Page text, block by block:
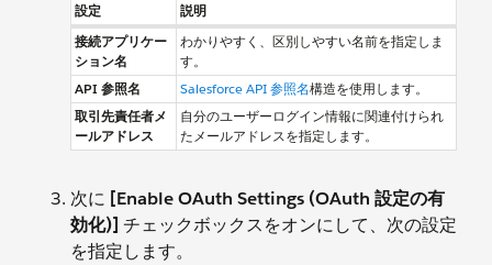
設定
説明
接続アプリケー
ション名
わかりやすく、区別しやすい名前を指定しま
す。
API 参照名
Salesforce API 参照名構造を使用します。
取引先責任者メ
ールアドレス
自分のユーザーログイン情報に関連付けられ
たメールアドレスを指定します。
次に [Enable OAuth Settings (OAuth 設定の有
効化)] チェックボックスをオンにして、次の設定
を指定します。